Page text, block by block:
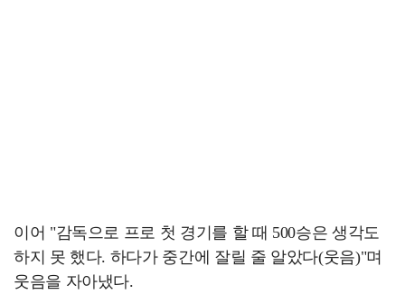
이어 "감독으로 프로 첫 경기를 할 때 500승은 생각도
하지 못 했다. 하다가 중간에 잘릴 줄 알았다(웃음)"며
웃음을 자아냈다.